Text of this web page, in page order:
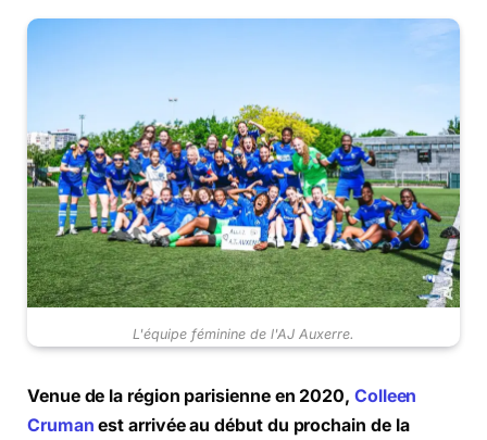
L'équipe féminine de l'AJ Auxerre.
Venue de la région parisienne en 2020, Colleen
Cruman est arrivée au début du prochain de la